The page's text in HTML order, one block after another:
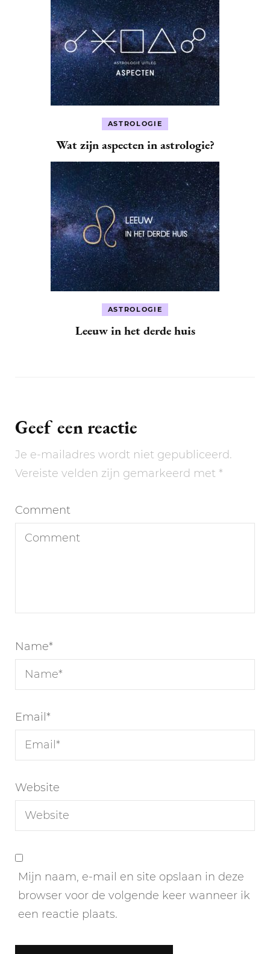
ASTROLOGIE
Wat zijn aspecten in astrologie?
ASTROLOGIE
Leeuw in het derde huis
Geef een reactie
Je e-mailadres wordt niet gepubliceerd.
Vereiste velden zijn gemarkeerd met *
Comment
Name*
Email*
Website
Mijn naam, e-mail en site opslaan in deze
browser voor de volgende keer wanneer ik
een reactie plaats.